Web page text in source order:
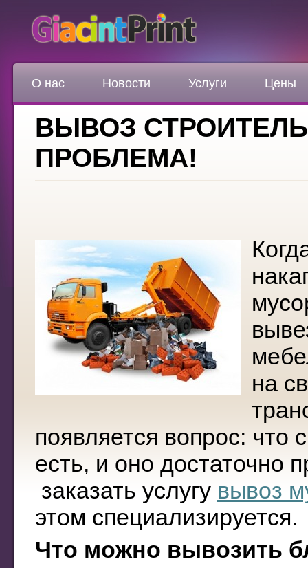
О нас Новости Услуги Цены
ВЫВОЗ
ПРОБЛЕМА!
на
появляется вопрос:
есть, и оно достаточно
заказать услугу вывоз
этом специализируется.
Что можно вывозить